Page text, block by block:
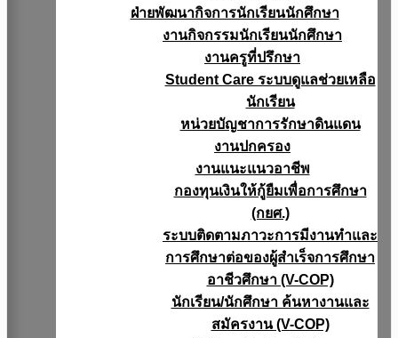
ฝ่ายพัฒนากิจการนักเรียนนักศึกษา
งานกิจกรรมนักเรียนนักศึกษา
งานครูที่ปรึกษา
Student Care ระบบดูแลช่วยเหลือ
นักเรียน
หน่วยบัญชาการรักษาดินแดน
งานปกครอง
งานแนะแนวอาชีพ
กองทุนเงินให้กู้ยืมเพื่อการศึกษา
(กยศ.)
ระบบติดตามภาวะการมีงานทำและ
การศึกษาต่อของผู้สำเร็จการศึกษา
อาชีวศึกษา (V-COP)
นักเรียน/นักศึกษา ค้นหางานและ
สมัครงาน (V-COP)